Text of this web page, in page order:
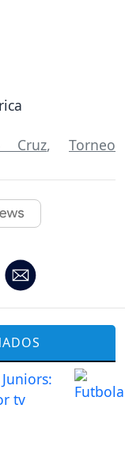
Cruz, Torneo